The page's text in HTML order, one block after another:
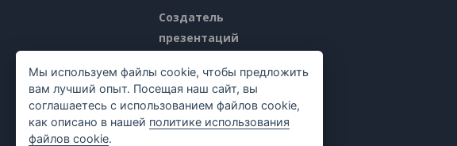
Создатель
презентаций
Редактор
электронных таблиц
Ценообразование
Мы используем файлы cookie, чтобы предложить
вам лучший опыт. Посещая наш сайт, вы
соглашаетесь с использованием файлов cookie,
как описано в нашей политике использования
файлов cookie.